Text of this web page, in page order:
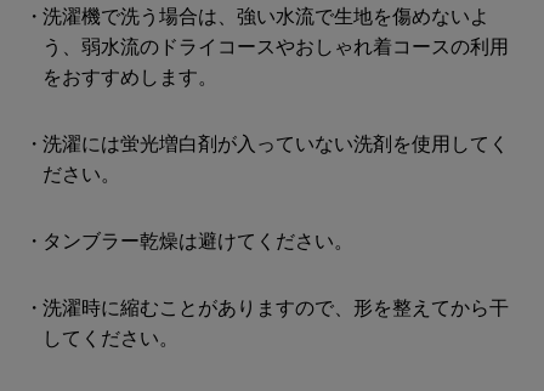
洗濯機で洗う場合は、強い水流で生地を傷めないよ
う、弱水流のドライコースやおしゃれ着コースの利用
をおすすめします。
洗濯には蛍光増白剤が入っていない洗剤を使用してく
ださい。
タンブラー乾燥は避けてください。
洗濯時に縮むことがありますので、形を整えてから干
してください。